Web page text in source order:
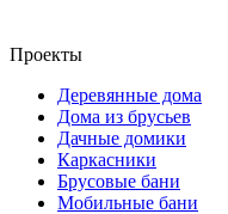
Проекты
Деревянные дома
Дома из брусьев
Дачные домики
Каркасники
Брусовые бани
Мобильные бани